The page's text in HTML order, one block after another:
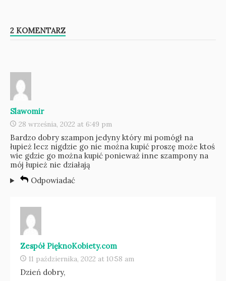
2 KOMENTARZ
Slawomir
28 września, 2022 at 6:49 pm
Bardzo dobry szampon jedyny który mi pomógł na
łupież lecz nigdzie go nie można kupić proszę może ktoś
wie gdzie go można kupić ponieważ inne szampony na
mój łupież nie działają
Odpowiadać
Zespół PięknoKobiety.com
11 października, 2022 at 10:58 am
Dzień dobry,